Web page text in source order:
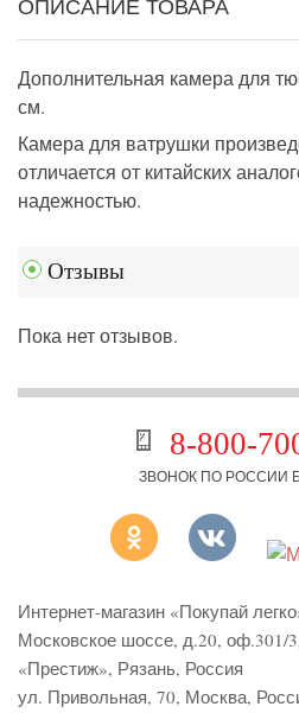
ОПИСАНИЕ ТОВАРА
Дополнительная камера для
см.
Камера для ватрушки
отличается от китайских
надежностью.
Отзывы
Пока нет отзывов.
8-800-
ЗВОНОК ПО РОССИИ
Интернет-магазин «Покупай
Московское шоссе, д.20, оф.301/3
«Престиж», Рязань, Россия
ул. Привольная, 70, Москва,